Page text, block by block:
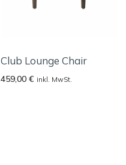
Club Lounge Chair
459,00 € inkl. MwSt.